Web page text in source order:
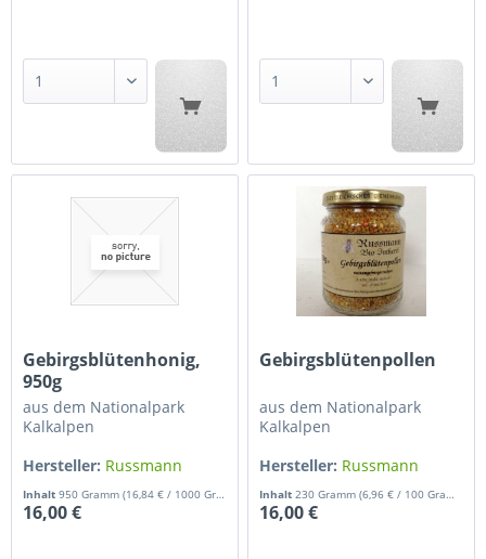
Gebirgsblütenhonig,
950g
aus dem Nationalpark
Kalkalpen
Hersteller: Russmann
Inhalt950 Gramm(16,84 € / 1000 Gramm)
16,00 €
Gebirgsblütenpollen
aus dem Nationalpark
Kalkalpen
Hersteller: Russmann
Inhalt 230 Gramm(6,96 € / 100 Gramm)
16,00 €